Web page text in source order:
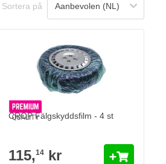
Sortera på
CROP Fälgskyddsfilm - 4 st
115,14 kr